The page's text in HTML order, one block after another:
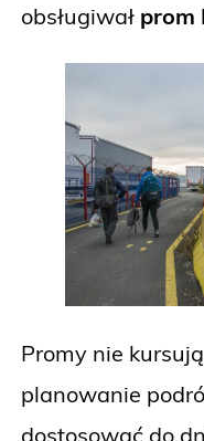
obsługiwał prom
Promy nie
planowanie
dostosować do